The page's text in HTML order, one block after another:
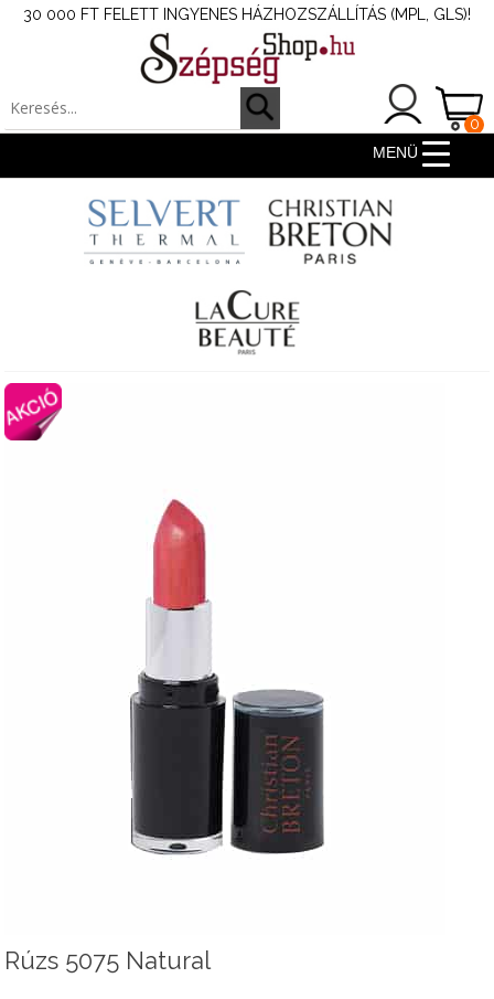
30 000 FT FELETT INGYENES HÁZHOZSZÁLLÍTÁS (MPL, GLS)!
0
MENÜ
Rúzs 5075 Natural